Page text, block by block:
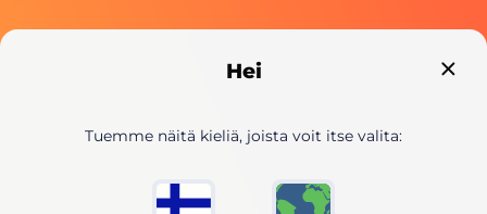
Hei
Tuemme näitä kieliä, joista voit itse valita: